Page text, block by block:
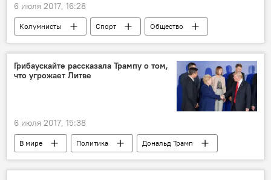
6 июля 2017, 16:28
Колумнисты Спорт
Общество
Аналитика
Литва
Федор Черных
переход Федора Черных в российский клуб "Ростов"
Грибаускайте рассказала Трампу о том,
что угрожает Литве
6 июля 2017, 15:38
В мире Политика
Дональд Трамп
НАТО
БелАЭС "Запад-2017"